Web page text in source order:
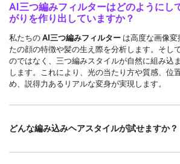
AI三つ編みフィルターはどのようにし
がりを作り出していますか？
私たちの AI三つ編みフィルター は高度な画像
たの顔の特徴や髪の生え際を分析します。そし
のではなく、三つ編みスタイルが自然に組み込
します。これにより、光の当たり方や質感、位
め、説得力あるリアルな変身が実現します。
どんな編み込みヘアスタイルが試せますか？